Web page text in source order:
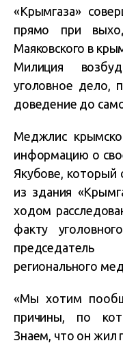
«Крымгаза»
прямо при
Маяковского в
Милиция
уголовное дело,
доведение до
Меджлис
информацию о
Якубове, который
из здания
ходом
факту
регионального
«Мы хотим
причины, по
Знаем, что он жил